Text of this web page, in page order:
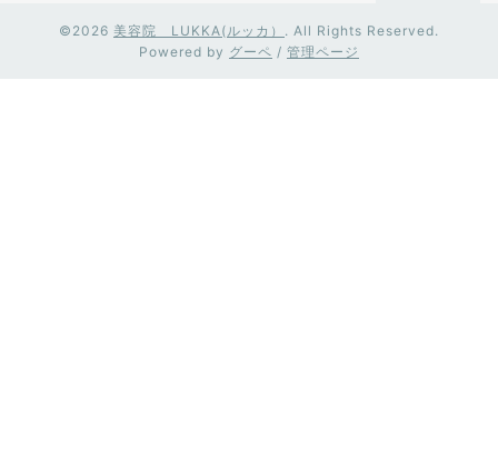
©2026 美容院 LUKKA(ルッカ） . All Rights Reserved.
Powered by グーペ / 管理ページ